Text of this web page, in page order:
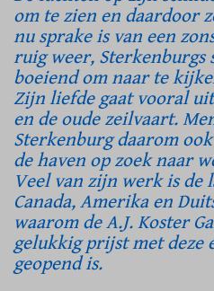
om te zien en daardoor
nu sprake is van een
ruig weer,
boeiend om naar te
Zijn liefde gaat vooral
en de oude zeilvaart.
Sterkenburg daarom
de haven op zoek naar
Veel van zijn werk is de
Canada, Amerika en
waarom de A.J. Koster
gelukkig prijst met deze
geopend is.